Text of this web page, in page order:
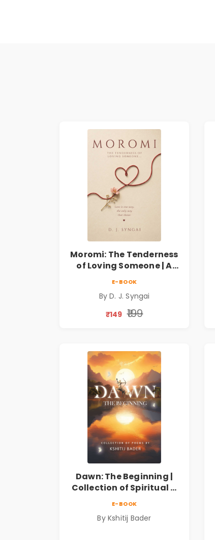
Moromi: The Tenderness
of Loving Someone | A
Love, Healing, Self-
Discovery & Emotional
E-BOOK
By D. J. Syngai
₹149 ₹199
Dawn: The Beginning |
Collection of Spiritual &
E-BOOK
By Kshitij Bader